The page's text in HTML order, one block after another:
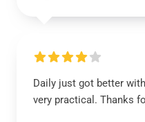
Daily just got better
very practical. Thanks